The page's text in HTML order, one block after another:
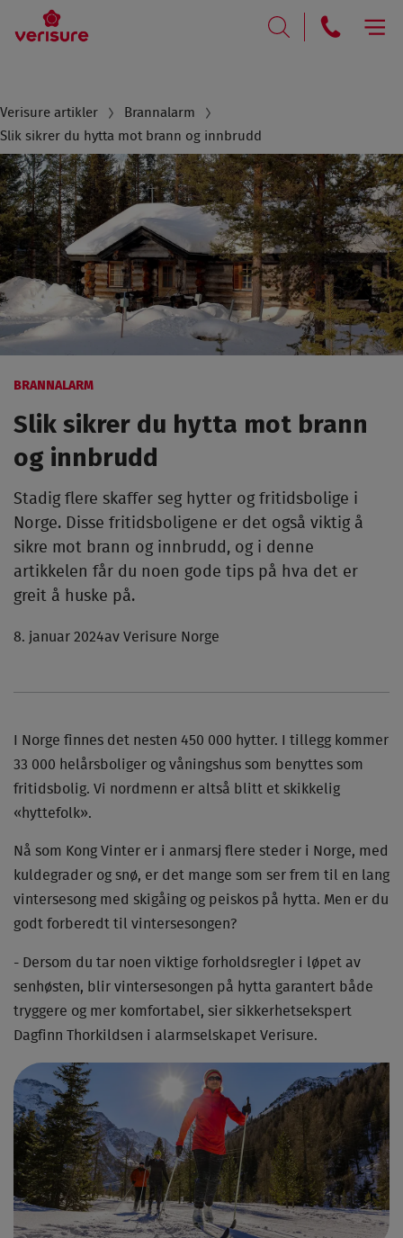
Breadcrumb
Verisure artikler
Brannalarm
Slik sikrer du hytta mot brann og innbrudd
BRANNALARM
Slik sikrer du hytta mot brann
og innbrudd
Stadig flere skaffer seg hytter og fritidsbolige i
Norge. Disse fritidsboligene er det også viktig å
sikre mot brann og innbrudd, og i denne
artikkelen får du noen gode tips på hva det er
greit å huske på.
8. januar 2024av Verisure Norge
I Norge finnes det nesten 450 000 hytter. I tillegg kommer
33 000 helårsboliger og våningshus som benyttes som
fritidsbolig. Vi nordmenn er altså blitt et skikkelig
«hyttefolk».
Nå som Kong Vinter er i anmarsj flere steder i Norge, med
kuldegrader og snø, er det mange som ser frem til en lang
vintersesong med skigåing og peiskos på hytta. Men er du
godt forberedt til vintersesongen?
- Dersom du tar noen viktige forholdsregler i løpet av
senhøsten, blir vintersesongen på hytta garantert både
tryggere og mer komfortabel, sier sikkerhetsekspert
Dagfinn Thorkildsen i alarmselskapet Verisure.